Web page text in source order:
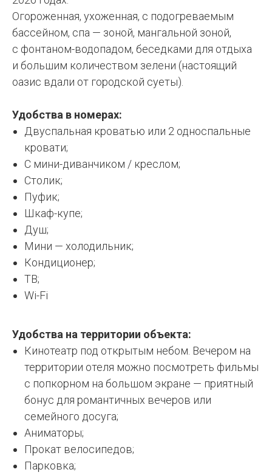
Огороженная, ухоженная, с подогреваемым
бассейном, спа — зоной, мангальной зоной,
с фонтаном-водопадом, беседками для отдыха
и большим количеством зелени (настоящий
оазис вдали от городской суеты).
Удобства в номерах:
Двуспальная кроватью или 2 односпальные
кровати;
С мини-диванчиком / креслом;
Столик;
Пуфик;
Шкаф-купе;
Душ;
Мини — холодильник;
Кондиционер;
ТВ;
Wi-Fi
Удобства на территории объекта:
Кинотеатр под открытым небом. Вечером на
территории отеля можно посмотреть фильмы
с попкорном на большом экране — приятный
бонус для романтичных вечеров или
семейного досуга;
Аниматоры;
Прокат велосипедов;
Парковка;